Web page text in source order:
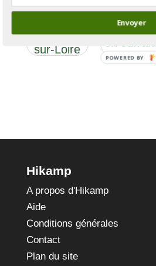
Section 8
Lussault-
sur-Loire
l’Ardèche
à la Baule
la Loire
Hikamp
A propos d'Hikamp
Aide
Conditions générales
Contact
Plan du site
Envoyer
POWERED BY